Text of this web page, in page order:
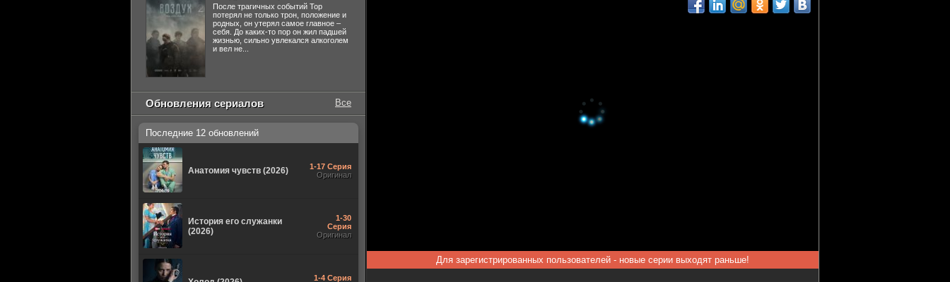
Для зарегистрированных пользователей - новые серии выходят раньше!
После трагичных событий Тор
потерял не только трон, положение и
родных, он утерял самое главное –
себя. До каких-то пор он жил падшей
жизнью, сильно увлекался алкоголем
и вел не...
Обновления сериалов Все
Последние 12 обновлений
Анатомия чувств (2026)
1-17 Серия
Оригинал
История его служанки
(2026)
1-30
Серия
Оригинал
1-4 Серия